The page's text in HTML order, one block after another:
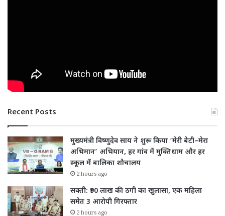
Recent Posts
मुख्यमंत्री विष्णुदेव साय ने शुरू किया ‘मेरी बेटी–मेरा
अभिमान’ अभियान, हर गांव में मुक्तिधाम और हर
स्कूल में बालिका शौचालय
2 hours ago
सक्ती: ₹90 लाख की ठगी का खुलासा, एक महिला
समेत 3 आरोपी गिरफ्तार
2 hours ago